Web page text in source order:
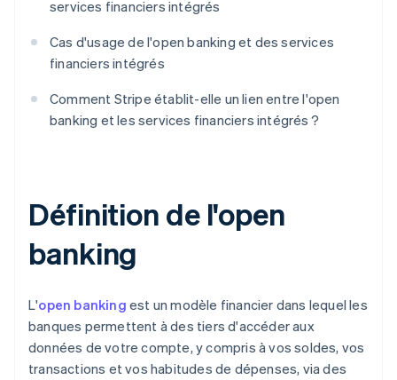
services financiers intégrés
Cas d'usage de l'open banking et des services
financiers intégrés
Comment Stripe établit-elle un lien entre l'open
banking et les services financiers intégrés ?
Définition de l'open
banking
L'open banking est un modèle financier dans lequel les
banques permettent à des tiers d'accéder aux
données de votre compte, y compris à vos soldes, vos
transactions et vos habitudes de dépenses, via des